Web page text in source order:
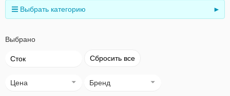
Выбрать категорию ►
Выбрано
Сток Сбросить все
Цена Бренд